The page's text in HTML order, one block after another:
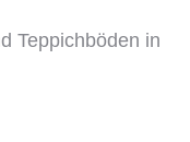
Teppichböden in